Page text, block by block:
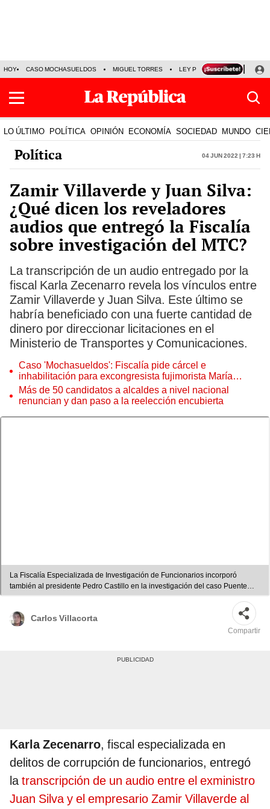
HOY CASO MOCHASUELDOS MIGUEL TORRES LEY PULPÍN PRECIO DEL
LO ÚLTIMO POLÍTICA OPINIÓN ECONOMÍA SOCIEDAD MUNDO
Política 04 Jun 2022 | 7:23 h
Zamir Villaverde y Juan Silva:
¿Qué dicen los reveladores
audios que entregó la Fiscalía
sobre investigación del MTC?
La transcripción de un audio entregado por la
fiscal Karla Zecenarro revela los vínculos entre
Zamir Villaverde y Juan Silva. Este último se
habría beneficiado con una fuerte cantidad de
dinero por direccionar licitaciones en el
Ministerio de Transportes y Comunicaciones.
Caso 'Mochasueldos': Fiscalía pide cárcel e
inhabilitación para excongresista fujimorista María
Cordero Jon Tay
Más de 50 candidatos a alcaldes a nivel nacional
renuncian y dan paso a la reelección encubierta
La Fiscalía Especializada de Investigación de Funcionarios incorporó
también al presidente Pedro Castillo en la investigación del caso Puente
Tarata III. Foto: composición Gerson Cardozo
Carlos Villacorta
Compartir
Karla Zecenarro, fiscal especializada en
delitos de corrupción de funcionarios, entregó
latranscripción de un audio entre el exministro
Juan Silva y el empresario Zamir Villaverde al